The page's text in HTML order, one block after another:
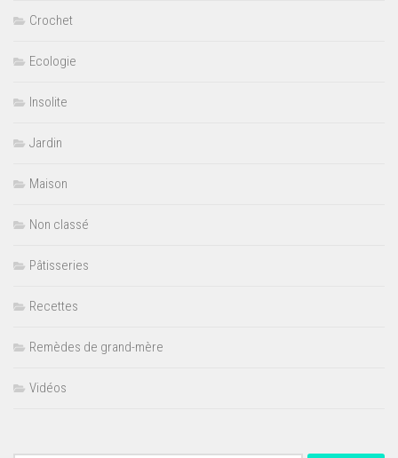
Crochet
Ecologie
Insolite
Jardin
Maison
Non classé
Pâtisseries
Recettes
Remèdes de grand-mère
Vidéos